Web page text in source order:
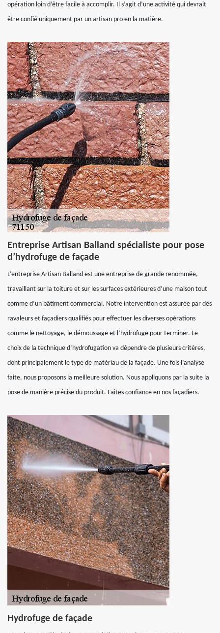
opération loin d’être facile à accomplir. Il s’agit d’une activité qui devrait
être confié uniquement par un artisan pro en la matière.
Entreprise Artisan Balland spécialiste pour pose
d’hydrofuge de façade
L’entreprise Artisan Balland est une entreprise de grande renommée,
travaillant sur la toiture et sur les surfaces extérieures d’une maison tout
comme d’un bâtiment commercial. Notre intervention est assurée par des
ravaleurs et façadiers qualifiés pour effectuer les diverses opérations
comme le nettoyage, le démoussage et l’hydrofuge pour terminer. Le
choix de la technique d’hydrofugation va dépendre de plusieurs critères,
dont principalement le type de matériau de la façade. Une fois l’analyse
faite, nous proposons la meilleure solution. Nous appliquons par la suite la
pose de manière précise du produit. Faites confiance en nos façadiers.
Hydrofuge de façade